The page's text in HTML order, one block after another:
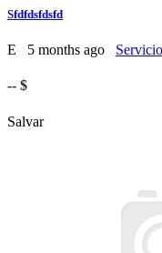
Sfdfdsfdsfd
E 5 months ago
-- $
Salvar